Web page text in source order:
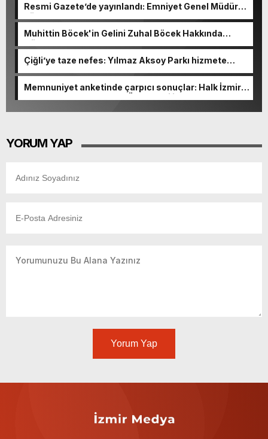
Resmi Gazete’de yayınlandı: Emniyet Genel Müdürü
görevden alındı!
Muhittin Böcek'in Gelini Zuhal Böcek Hakkında
Gözaltı Kararı!
Çiğli’ye taze nefes: Yılmaz Aksoy Parkı hizmete
Memnuniyet anketinde çarpıcı sonuçlar: Halk İzmirli
başkanlardan memnun, Ömer Eşki ilk sırada
YORUM YAP
Yorum Yap